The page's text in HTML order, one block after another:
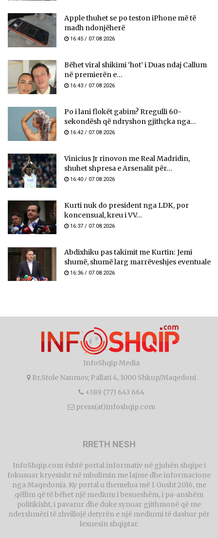
Apple thuhet se po teston iPhone më të
madh ndonjëherë
16:45 / 07.08.2026
Bëhet viral shikimi ‘hot’ i Duas ndaj Callum
në premierën e...
16:43 / 07.08.2026
Po i lani flokët gabim? Rregulli 60-
sekondësh që ndryshon gjithçka nga...
16:42 / 07.08.2026
Vinicius Jr rinovon me Real Madridin,
shuhet shpresa e Arsenalit për...
16:40 / 07.08.2026
Kurti nuk do president nga LDK, por
koncensual, kreu i VV...
16:37 / 07.08.2026
Abdixhiku pas takimit me Kurtin: Jemi
shumë, shumë larg marrëveshjes eventuale
16:36 / 07.08.2026
InfoShqip Media
Rr.Stole Naumov, Pallati 4, 1000 Shkup/Maqedoni
+389 (77) 643 664
press(at)infoshqip.com
RRETH NESH
InfoShqip.com është portal informativ në gjuhën shqipe i
fokusuar kryesisht në mbulimin me lajme dhe informacione
nga Maqedonia. Ky portal u themelua më 1 Gusht 2016, me
qëllim që të bëhet një medium i besueshëm, i pa-anshëm
politikisht, i pavarur dhe duke synuar gjithmonë që me
ndershmëri të zhvillojë detyrën e një mediumi të dashur për
lexuesin shqiptar.